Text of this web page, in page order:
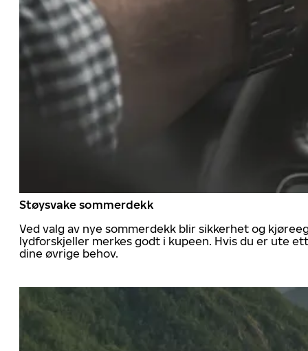
Støysvake sommerdekk
Ved valg av nye sommerdekk blir sikkerhet og
lydforskjeller merkes godt i kupeen. Hvis du er ute
dine øvrige behov.